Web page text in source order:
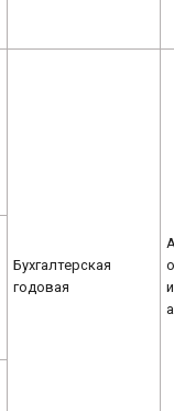
Бухгалтерская
годовая